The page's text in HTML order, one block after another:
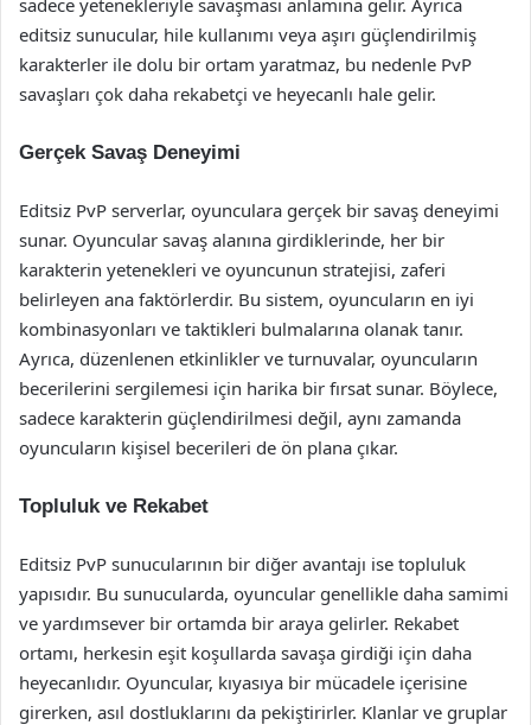
sadece yetenekleriyle savaşması anlamına gelir. Ayrıca
editsiz sunucular, hile kullanımı veya aşırı güçlendirilmiş
karakterler ile dolu bir ortam yaratmaz, bu nedenle PvP
savaşları çok daha rekabetçi ve heyecanlı hale gelir.
Gerçek Savaş Deneyimi
Editsiz PvP serverlar, oyunculara gerçek bir savaş deneyimi
sunar. Oyuncular savaş alanına girdiklerinde, her bir
karakterin yetenekleri ve oyuncunun stratejisi, zaferi
belirleyen ana faktörlerdir. Bu sistem, oyuncuların en iyi
kombinasyonları ve taktikleri bulmalarına olanak tanır.
Ayrıca, düzenlenen etkinlikler ve turnuvalar, oyuncuların
becerilerini sergilemesi için harika bir fırsat sunar. Böylece,
sadece karakterin güçlendirilmesi değil, aynı zamanda
oyuncuların kişisel becerileri de ön plana çıkar.
Topluluk ve Rekabet
Editsiz PvP sunucularının bir diğer avantajı ise topluluk
yapısıdır. Bu sunucularda, oyuncular genellikle daha samimi
ve yardımsever bir ortamda bir araya gelirler. Rekabet
ortamı, herkesin eşit koşullarda savaşa girdiği için daha
heyecanlıdır. Oyuncular, kıyasıya bir mücadele içerisine
girerken, asıl dostluklarını da pekiştirirler. Klanlar ve gruplar